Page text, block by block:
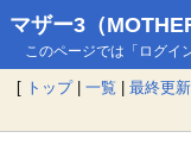
マザー3（
このページでは「ログイ
[ トップ| 一覧 | 最終更新